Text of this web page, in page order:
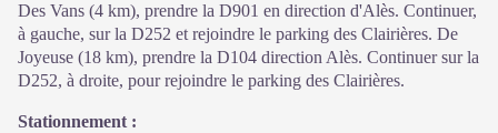
Des Vans (4 km), prendre la D901 en direction d'Alès. Continuer,
à gauche, sur la D252 et rejoindre le parking des Clairières. De
Joyeuse (18 km), prendre la D104 direction Alès. Continuer sur la
D252, à droite, pour rejoindre le parking des Clairières.
Stationnement :